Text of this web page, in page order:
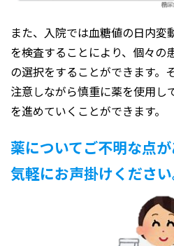
また、入院では血糖値の日内変
を検査することにより、個々の
の選択をすることができます。
注意しながら慎重に薬を使用し
を進めていくことができます。
薬についてご不明な点
気軽にお声掛けください